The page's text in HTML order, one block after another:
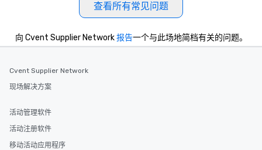
查看所有常见问题
向 Cvent Supplier Network报告一个与此场地简档有关的问题。
Cvent Supplier Network
现场解决方案
活动管理软件
活动注册软件
移动活动应用程序